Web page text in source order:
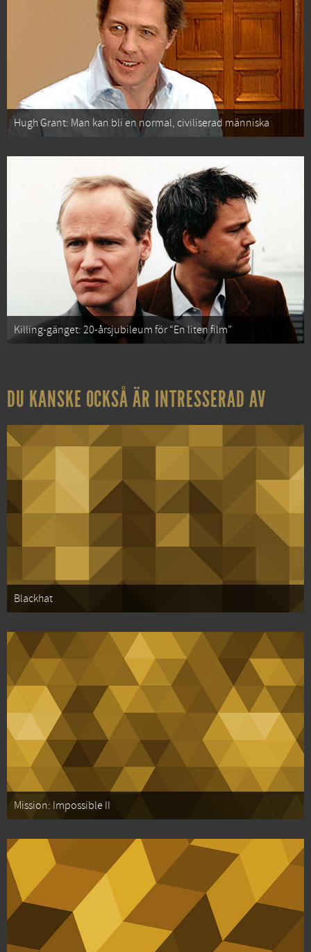
Hugh Grant: Man kan bli en normal, civiliserad människa
Killing-gänget: 20-årsjubileum för “En liten film”
DU KANSKE OCKSÅ ÄR INTRESSERAD AV
Blackhat
Mission: Impossible II